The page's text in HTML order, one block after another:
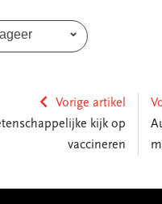
Vorige artikel
kijk op
vaccineren